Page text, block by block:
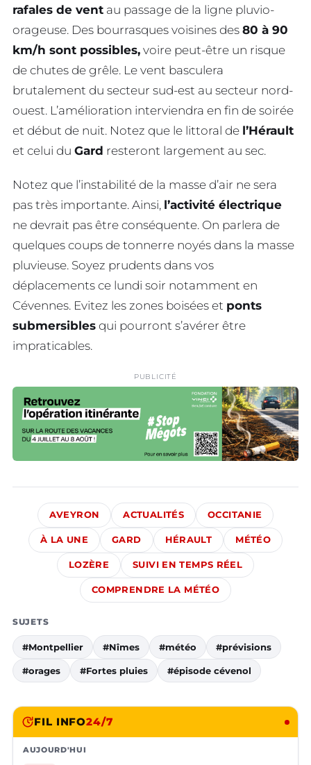
rafales de vent au passage de la ligne pluvio-
orageuse. Des bourrasques voisines des 80 à 90
km/h sont possibles, voire peut-être un risque
de chutes de grêle. Le vent basculera
brutalement du secteur sud-est au secteur nord-
ouest. L’amélioration interviendra en fin de soirée
et début de nuit. Notez que le littoral de l’Hérault
et celui du Gard resteront largement au sec.
Notez que l’instabilité de la masse d’air ne sera
pas très importante. Ainsi, l’activité électrique
ne devrait pas être conséquente. On parlera de
quelques coups de tonnerre noyés dans la masse
pluvieuse. Soyez prudents dans vos
déplacements ce lundi soir notamment en
Cévennes. Evitez les zones boisées et ponts
submersibles qui pourront s’avérer être
impraticables.
PUBLICITÉ
AVEYRON ACTUALITÉS OCCITANIE
À LA UNE GARD HÉRAULT MÉTÉO
LOZÈRE SUIVI EN TEMPS RÉEL
COMPRENDRE LA MÉTÉO
SUJETS
#Montpellier #Nîmes #météo #prévisions
#orages #Fortes pluies #épisode cévenol
FIL INFO24/7
AUJOURD'HUI